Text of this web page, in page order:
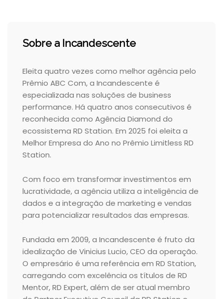
Sobre a Incandescente
Eleita quatro vezes como melhor agência pelo
Prêmio ABC Com, a Incandescente é
especializada nas soluções de business
performance. Há quatro anos consecutivos é
reconhecida como Agência Diamond do
ecossistema RD Station. Em 2025 foi eleita a
Melhor Empresa do Ano no Prêmio Limitless RD
Station.
Com foco em transformar investimentos em
lucratividade, a agência utiliza a inteligência de
dados e a integração de marketing e vendas
para potencializar resultados das empresas.
Fundada em 2009, a Incandescente é fruto da
idealização de Vinicius Lucio, CEO da operação.
O empresário é uma referência em RD Station,
carregando com excelência os títulos de RD
Mentor, RD Expert, além de ser atual membro